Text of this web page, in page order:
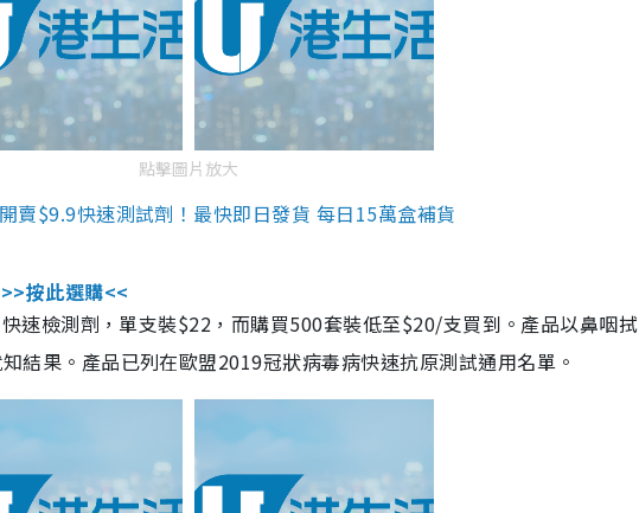
點擊圖片放大
賣$9.9快速測試劑！最快即日發貨 每日15萬盒補貨
>>按此選購<<
速檢測劑，單支裝$22，而購買500套裝低至$20/支買到。產品以鼻咽
結果。產品已列在歐盟2019冠狀病毒病快速抗原測試通用名單。